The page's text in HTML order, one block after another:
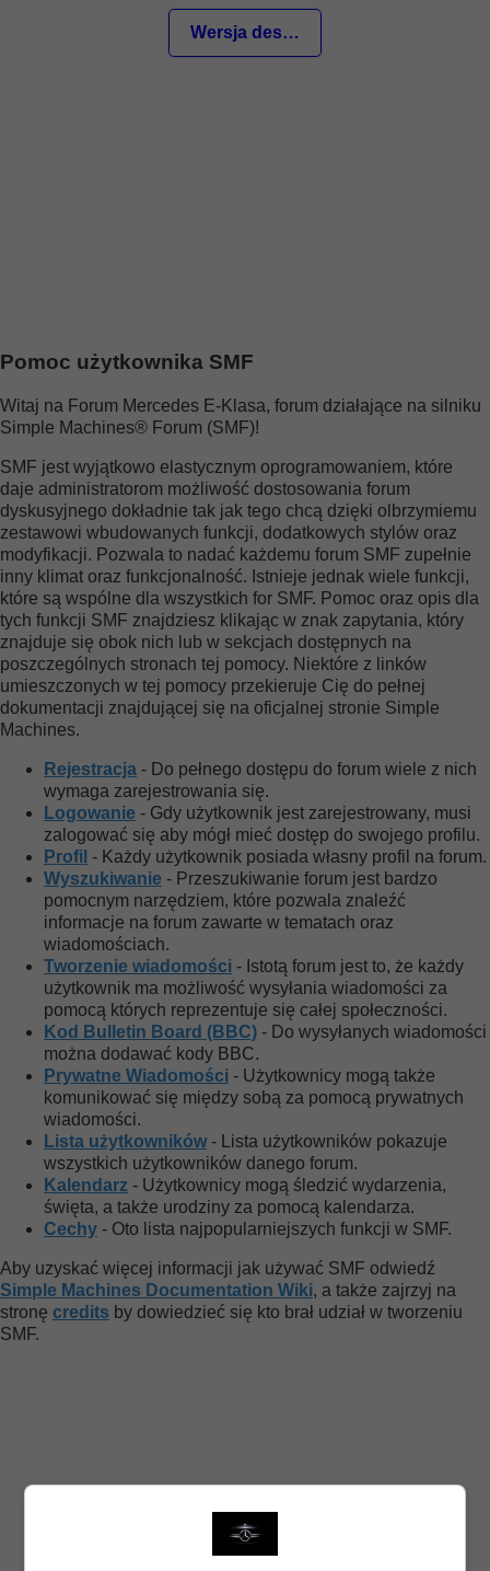
Pomoc użytkownika SMF
Witaj na Forum Mercedes E-Klasa, forum działające na silniku
Simple Machines® Forum (SMF)!
SMF jest wyjątkowo elastycznym oprogramowaniem, które
daje administratorom możliwość dostosowania forum
dyskusyjnego dokładnie tak jak tego chcą dzięki olbrzymiemu
zestawowi wbudowanych funkcji, dodatkowych stylów oraz
modyfikacji. Pozwala to nadać każdemu forum SMF zupełnie
inny klimat oraz funkcjonalność. Istnieje jednak wiele funkcji,
które są wspólne dla wszystkich for SMF. Pomoc oraz opis dla
tych funkcji SMF znajdziesz klikając w znak zapytania, który
znajduje się obok nich lub w sekcjach dostępnych na
poszczególnych stronach tej pomocy. Niektóre z linków
umieszczonych w tej pomocy przekieruje Cię do pełnej
dokumentacji znajdującej się na oficjalnej stronie Simple
Machines.
Rejestracja - Do pełnego dostępu do forum wiele z nich
wymaga zarejestrowania się.
Logowanie - Gdy użytkownik jest zarejestrowany, musi
zalogować się aby mógł mieć dostęp do swojego profilu.
Profil - Każdy użytkownik posiada własny profil na forum.
Wyszukiwanie - Przeszukiwanie forum jest bardzo
pomocnym narzędziem, które pozwala znaleźć
informacje na forum zawarte w tematach oraz
wiadomościach.
Tworzenie wiadomości - Istotą forum jest to, że każdy
użytkownik ma możliwość wysyłania wiadomości za
pomocą których reprezentuje się całej społeczności.
Kod Bulletin Board (BBC) - Do wysyłanych wiadomości
można dodawać kody BBC.
Prywatne Wiadomości - Użytkownicy mogą także
komunikować się między sobą za pomocą prywatnych
wiadomości.
Lista użytkowników- Lista użytkowników pokazuje
wszystkich użytkowników danego forum.
Kalendarz - Użytkownicy mogą śledzić wydarzenia,
święta, a także urodziny za pomocą kalendarza.
Cechy - Oto lista najpopularniejszych funkcji w SMF.
Aby uzyskać więcej informacji jak używać SMF odwiedź
Simple Machines Documentation Wiki, a także zajrzyj na
stronę credits by dowiedzieć się kto brał udział w tworzeniu
SMF.
Wersja desktop